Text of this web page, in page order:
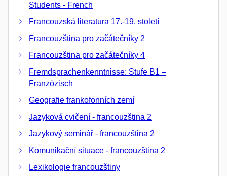
Students - French
Francouzská literatura 17.-19. století
Francouzština pro začátečníky 2
Francouzština pro začátečníky 4
Fremdsprachenkenntnisse: Stufe B1 –
Franzözisch
Geografie frankofonních zemí
Jazyková cvičení - francouzština 2
Jazykový seminář - francouzština 2
Komunikační situace - francouzština 2
Lexikologie francouzštiny